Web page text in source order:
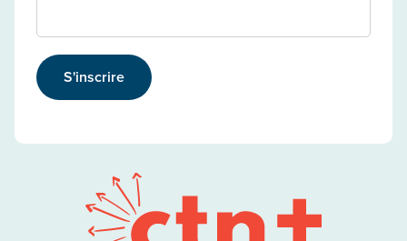
S'inscrire